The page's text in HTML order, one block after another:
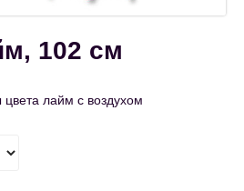
102 см
лайм с воздухом